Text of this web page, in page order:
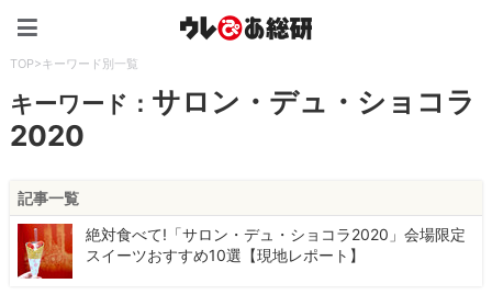
TOP>キーワード別一覧
キーワード： サロン・デュ・ショコラ
2020
記事一覧
絶対食べて!「サロン・デュ・ショコラ2020」会場限定
スイーツおすすめ10選【現地レポート】